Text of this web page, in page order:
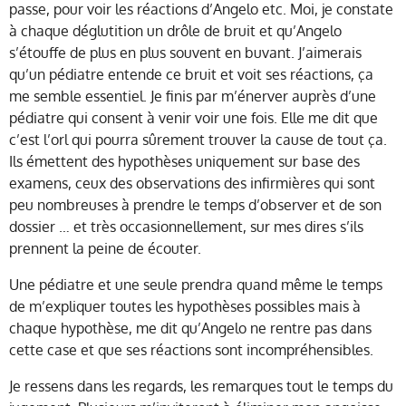
passe, pour voir les réactions d’Angelo etc. Moi, je constate
à chaque déglutition un drôle de bruit et qu’Angelo
s’étouffe de plus en plus souvent en buvant. J’aimerais
qu’un pédiatre entende ce bruit et voit ses réactions, ça
me semble essentiel. Je finis par m’énerver auprès d’une
pédiatre qui consent à venir voir une fois. Elle me dit que
c’est l’orl qui pourra sûrement trouver la cause de tout ça.
Ils émettent des hypothèses uniquement sur base des
examens, ceux des observations des infirmières qui sont
peu nombreuses à prendre le temps d’observer et de son
dossier … et très occasionnellement, sur mes dires s’ils
prennent la peine de écouter.
Une pédiatre et une seule prendra quand même le temps
de m’expliquer toutes les hypothèses possibles mais à
chaque hypothèse, me dit qu’Angelo ne rentre pas dans
cette case et que ses réactions sont incompréhensibles.
Je ressens dans les regards, les remarques tout le temps du